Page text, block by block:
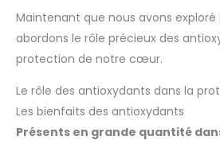
Maintenant que nous avons exploré
abordons le rôle précieux des
protection de notre cœur.
Le rôle des antioxydants dans la
Les bienfaits des antioxydants
Présents en grande quantité